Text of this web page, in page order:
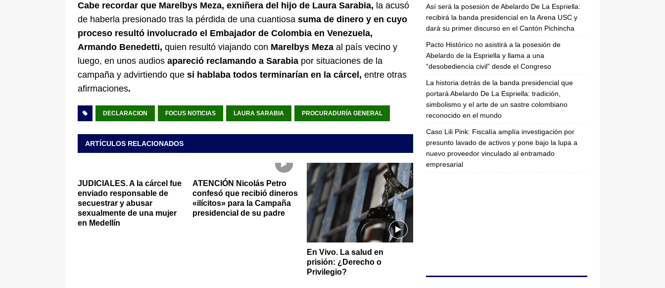
Cabe recordar que Marelbys Meza, exniñera del hijo de Laura Sarabia, la acusó
de haberla presionado tras la pérdida de una cuantiosa suma de dinero y en cuyo
proceso resultó involucrado el Embajador de Colombia en Venezuela,
Armando Benedetti, quien resultó viajando con Marelbys Meza al país vecino y
luego, en unos audios apareció reclamando a Sarabia por situaciones de la
campaña y advirtiendo que si hablaba todos terminarían en la cárcel, entre otras
afirmaciones.
DECLARACION FOCUS NOTICIAS LAURA SARABIA PROCURADURÍA GENERAL
ARTÍCULOS RELACIONADOS
JUDICIALES. A la cárcel fue
enviado responsable de
secuestrar y abusar
sexualmente de una mujer
en Medellín
ATENCIÓN Nicolás Petro
confesó que recibió dineros
«ilícitos» para la Campaña
presidencial de su padre
En Vivo. La salud en
prisión: ¿Derecho o
Privilegio?
Así será la posesión de Abelardo De La Espriella:
recibirá la banda presidencial en la Arena USC y
dará su primer discurso en el Cantón Pichincha
Pacto Histórico no asistirá a la posesión de
Abelardo de la Espriella y llama a una
“desobediencia civil” desde el Congreso
La historia detrás de la banda presidencial que
portará Abelardo De La Espriella: tradición,
simbolismo y el arte de un sastre colombiano
reconocido en el mundo
Caso Lili Pink: Fiscalía amplía investigación por
presunto lavado de activos y pone bajo la lupa a
nuevo proveedor vinculado al entramado
empresarial